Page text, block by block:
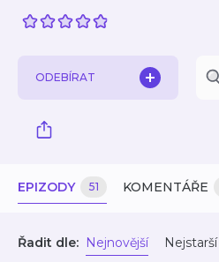
ODEBÍRAT
EPIZODY 51 KOMENTÁŘE
Řadit dle: Nejnovější Nejstarší